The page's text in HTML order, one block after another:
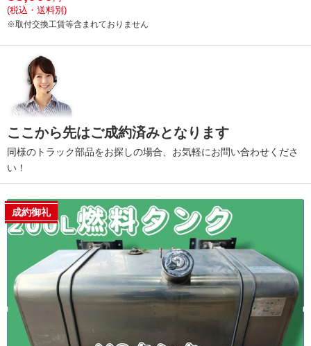
(税込・送料別)
※取付交換工賃等含まれておりません
ここから先はご成約済みとなります
同様のトラック部品をお探しの場合、お気軽にお問い合わせくださ
い！
成約御礼